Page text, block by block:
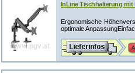
InLine Tischhalterung mit
Ergonomische
optimale